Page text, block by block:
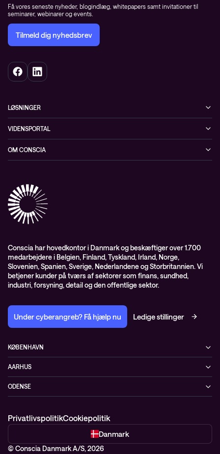
Få vores seneste nyheder, blogindlæg, whitepapers samt invitationer til
seminarer, webinarer og events.
Tilmeld dig nyhedsbrev
LØSNINGER
Netværk
Datacenter & Cloud
Observability
Conscia Managed Services
Conscia Services
VIDENSPORTAL
Events
Videoer
Whitepapers
OM CONSCIA
Partnere
Presserum
ISO certifikater
Proces for kundeklager
Salgs- og leveringsbetingelser
Selskabsoplysninger og SKI-rammeaftale
Conscia har hovedkontor i Danmark og beskæftiger over 1.700
medarbejdere i Belgien, Finland, Tyskland, Irland, Norge,
Slovenien, Spanien, Sverige, Nederlandene og Storbritannien. Vi
betjener kunder på tværs af sektorer som finans, sundhed,
industri, forsyning, detail og den offentlige sektor.
Under cyberangreb? Få hjælp nu Ledige stillinger
KØBENHAVN
2100 København Ø
+45 70207780
AARHUS
8230 Åbyhøj
ODENSE
© Conscia Danmark A/S, 2026
PrivatlivspolitikCookiepolitik
Danmark